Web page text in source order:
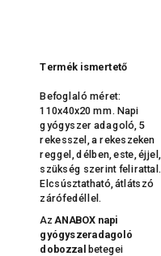
Termék ismertető
Befoglaló méret:
110x40x20 mm. Napi
gyógyszer adagoló, 5
rekesszel, a rekeszeken
reggel, délben, este, éjjel,
szükség szerint felirattal.
Elcsúsztatható, átlátszó
zárófedéllel.
Az ANABOX napi
gyógyszeradagoló
dobozzal
betegei